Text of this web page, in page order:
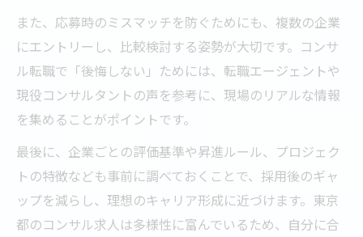
また、応募時のミスマッチを防ぐためにも、複数の企業
にエントリーし、比較検討する姿勢が大切です。コンサ
ル転職で「後悔しない」ためには、転職エージェントや
現役コンサルタントの声を参考に、現場のリアルな情報
を集めることがポイントです。
最後に、企業ごとの評価基準や昇進ルール、プロジェク
トの特徴なども事前に調べておくことで、採用後のギャ
ップを減らし、理想のキャリア形成に近づけます。東京
都のコンサル求人は多様性に富んでいるため、自分に合